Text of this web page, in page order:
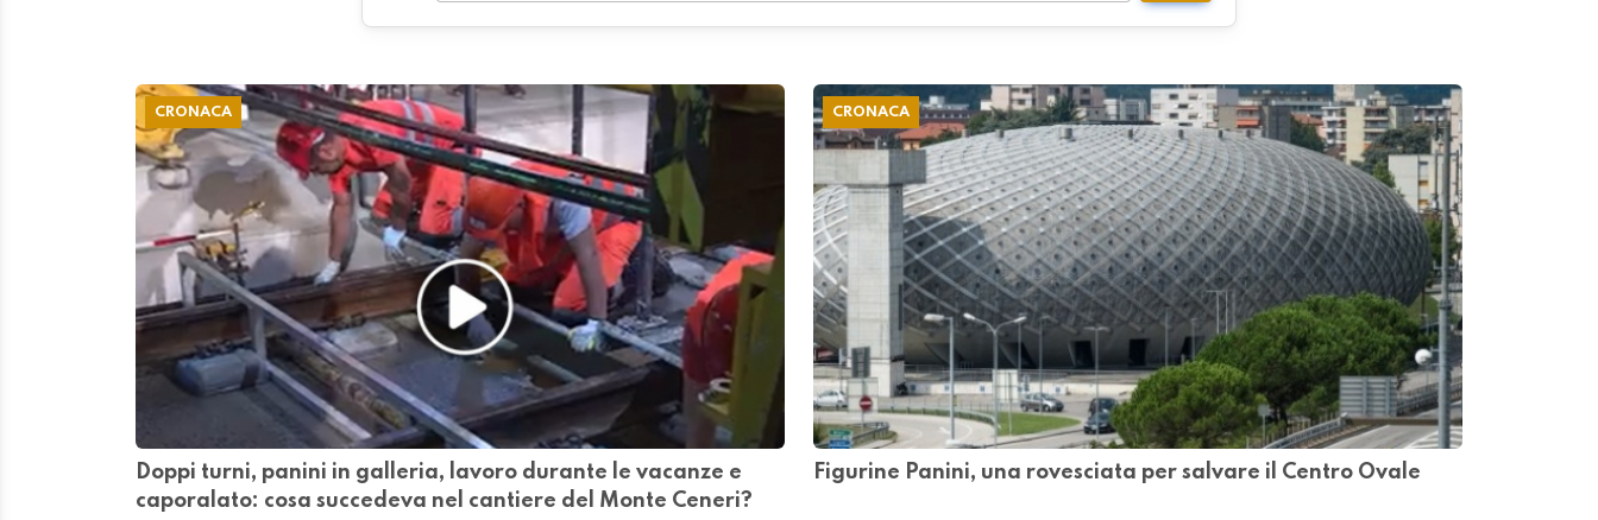
CRONACA
Doppi turni, panini in galleria, lavoro durante le vacanze e
caporalato: cosa succedeva nel cantiere del Monte Ceneri?
CRONACA
Figurine Panini, una rovesciata per salvare il Centro Ovale